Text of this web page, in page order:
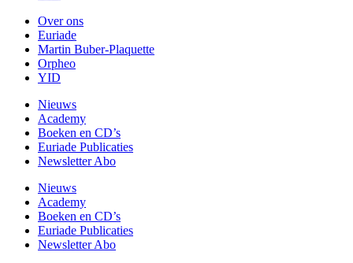
Over ons
Euriade
Martin Buber-Plaquette
Orpheo
YID
Nieuws
Academy
Boeken en CD’s
Euriade Publicaties
Newsletter Abo
Nieuws
Academy
Boeken en CD’s
Euriade Publicaties
Newsletter Abo